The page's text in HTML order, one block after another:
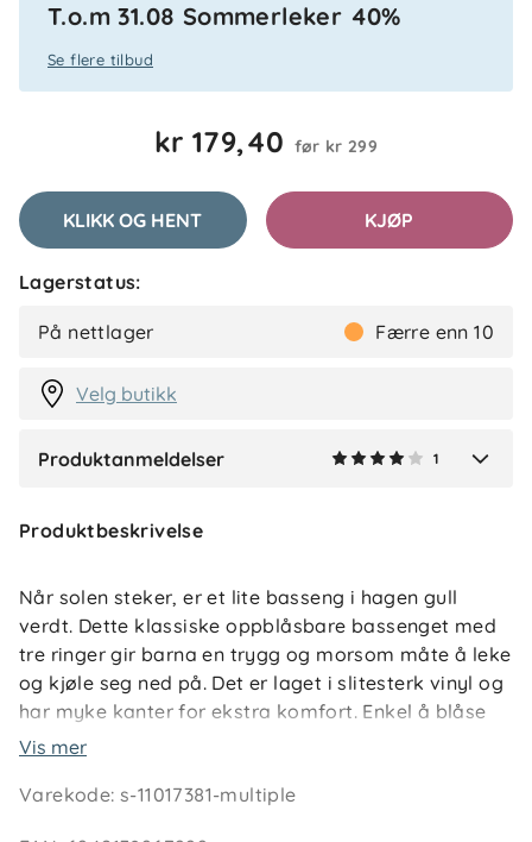
T.o.m 31.08 Sommerleker 40%
Se flere tilbud
kr 179,40 før kr 299
KLIKK OG HENT KJØP
Lagerstatus:
På nettlager Færre enn 10
Velg butikk
Produktanmeldelser 1
4.0
5
Anmeldelser (1)
SD
Produktbeskrivelse
Når solen steker, er et lite basseng i hagen gull
verdt. Dette klassiske oppblåsbare bassenget med
tre ringer gir barna en trygg og morsom måte å leke
og kjøle seg ned på. Det er laget i slitesterk vinyl og
har myke kanter for ekstra komfort. Enkel å blåse
opp, lett å fylle med vann og rask å tømme etter
på terrassen.
Vis mer
Varekode:s-11017381-multiple